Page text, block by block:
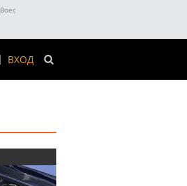
Boec
ВХОД